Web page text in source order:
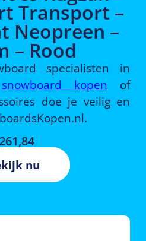
Transport –
Neopreen –
– Rood
specialisten in
snowboard kopen of
doe je veilig en
nu